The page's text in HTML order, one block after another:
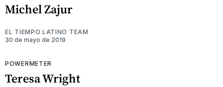
Michel Zajur
EL TIEMPO LATINO TEAM
30 de mayo de 2019
POWERMETER
Teresa Wright